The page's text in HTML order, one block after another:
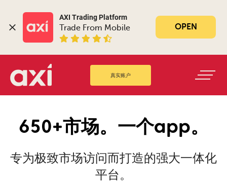
AXI Trading Platform
Trade From Mobile OPEN
真实账户
650+市场。一个app。
专为极致市场访问而打造的强大一体化
平台。